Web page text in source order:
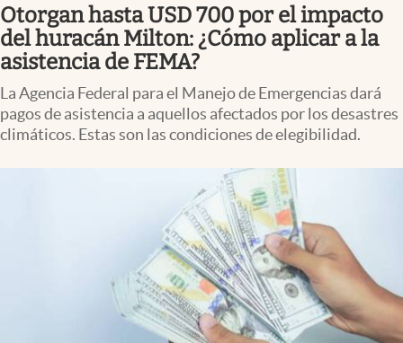
Espiritual
Streaming
PC y mobile
Lifestyle
Otorgan hasta USD 700 por el impacto
del huracán Milton: ¿Cómo aplicar a la
asistencia de FEMA?
La Agencia Federal para el Manejo de Emergencias dará
pagos de asistencia a aquellos afectados por los desastres
climáticos. Estas son las condiciones de elegibilidad.